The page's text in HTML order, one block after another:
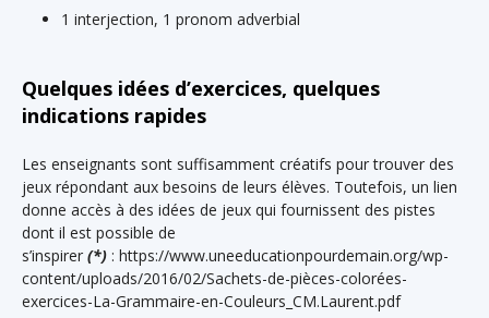
1 interjection, 1 pronom adverbial
Quelques idées d’exercices, quelques
indications rapides
Les enseignants sont suffisamment créatifs pour trouver des
jeux répondant aux besoins de leurs élèves. Toutefois, un lien
donne accès à des idées de jeux qui fournissent des pistes
dont il est possible de
s’inspirer (*) : https://www.uneeducationpourdemain.org/wp-
content/uploads/2016/02/Sachets-de-pièces-colorées-
exercices-La-Grammaire-en-Couleurs_CM.Laurent.pdf